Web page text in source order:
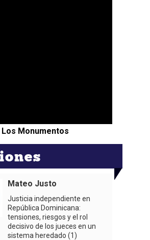
Monumentos
Mateo Justo
Justicia independiente en
República Dominicana:
tensiones, riesgos y el rol
decisivo de los jueces en un
sistema heredado (1)